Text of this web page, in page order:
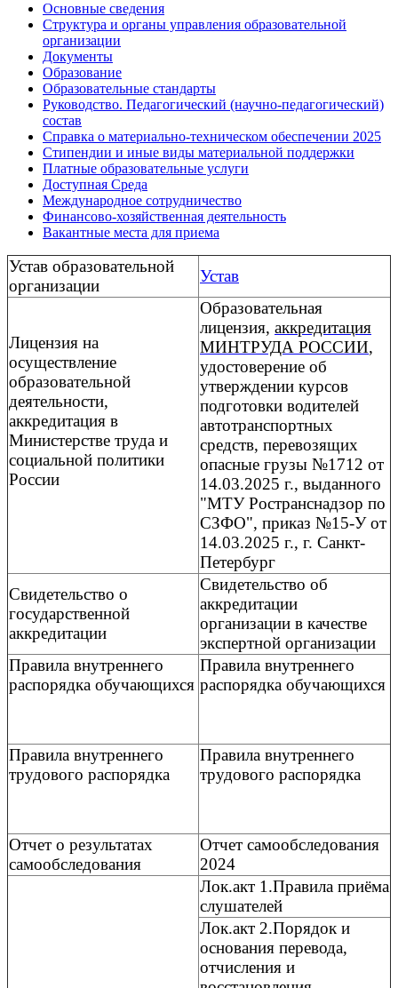
Основные сведения
Структура и органы управления образовательной
организации
Документы
Образование
Образовательные стандарты
Руководство. Педагогический (научно-педагогический)
состав
Справка о материально-техническом обеспечении 2025
Стипендии и иные виды материальной поддержки
Платные образовательные услуги
Доступная Среда
Международное сотрудничество
Финансово-хозяйственная деятельность
Вакантные места для приема
Устав образовательной
организации
Устав
Лицензия на
осуществление
образовательной
деятельности,
аккредитация в
Министерстве труда и
социальной политики
России
Образовательная
лицензия, аккредитация
МИНТРУДА РОССИИ,
удостоверение об
утверждении курсов
подготовки водителей
автотранспортных
средств, перевозящих
опасные грузы №1712 от
14.03.2025 г., выданного
"МТУ Ространснадзор по
СЗФО", приказ №15-У от
14.03.2025 г., г. Санкт-
Петербург
Свидетельство о
государственной
аккредитации
Свидетельство об
аккредитации
организации в качестве
экспертной организации
Правила внутреннего
распорядка обучающихся
Правила внутреннего
распорядка обучающихся
Правила внутреннего
трудового распорядка
Правила внутреннего
трудового распорядка
Отчет о результатах
самообследования
Отчет самообследования
2024
Лок.акт 1.Правила приёма
слушателей
Лок.акт 2.Порядок и
основания перевода,
отчисления и